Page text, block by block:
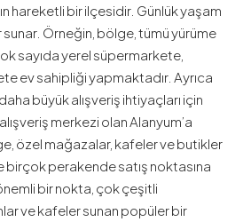
hareketli bir ilçesidir. Günlük yaşam
sunar. Örneğin, bölge, tümü yürüme
sayıda yerel süpermarkete,
ev sahipliği yapmaktadır. Ayrıca
büyük alışveriş ihtiyaçları için
merkezi olan Alanyum’a
özel mağazalar, kafeler ve butikler
birçok perakende satış noktasına
bir nokta, çok çeşitli
ve kafeler sunan popüler bir